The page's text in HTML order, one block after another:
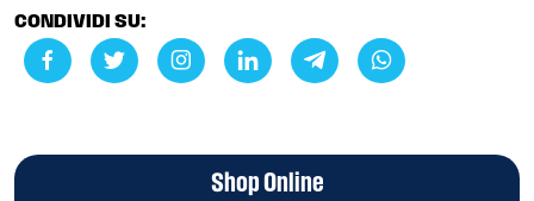
CONDIVIDI SU:
Shop Online